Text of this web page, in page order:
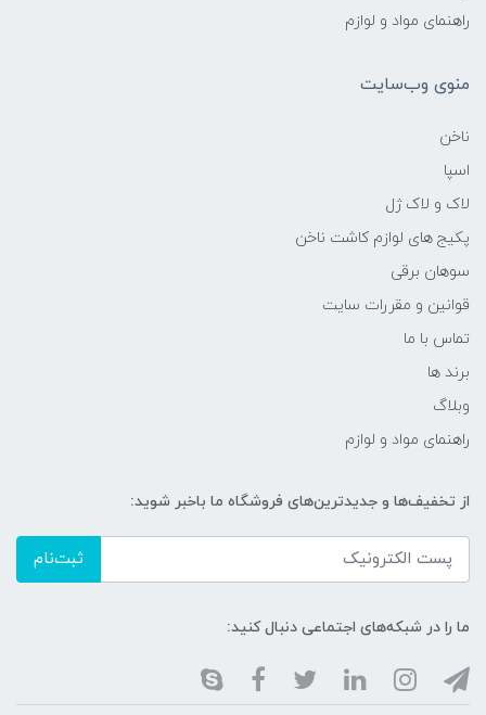
راهنمای مواد و لوازم
منوی وب‌سایت
ناخن
اسپا
لاک و لاک ژل
پکیج های لوازم کاشت ناخن
سوهان برقی
قوانین و مقررات سایت
تماس با ما
برند ها
وبلاگ
راهنمای مواد و لوازم
از تخفیف‌ها و جدیدترین‌های فروشگاه ما باخبر شوید:
ثبت‌نام
ما را در شبکه‌های اجتماعی دنبال کنید: